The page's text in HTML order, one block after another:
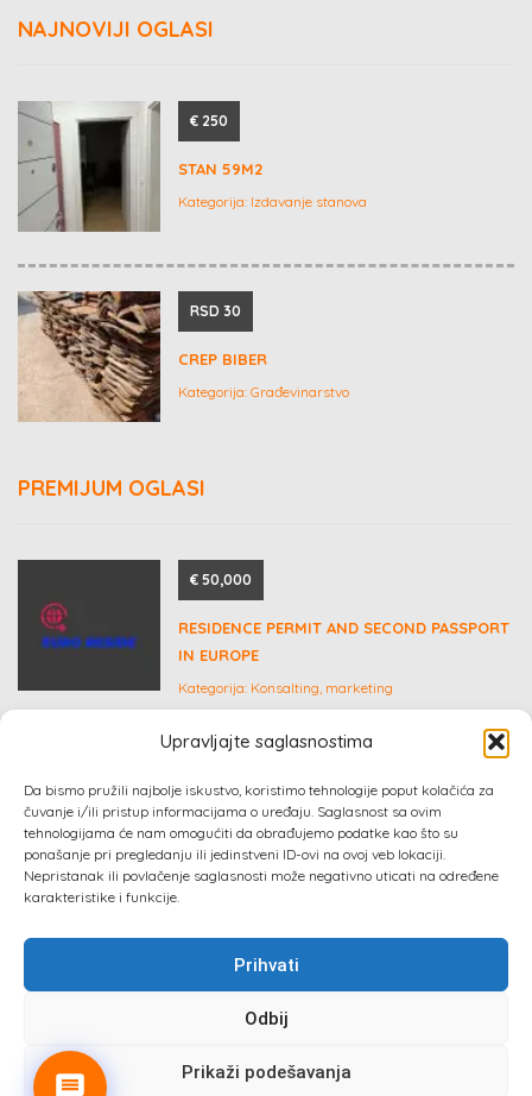
Upravljajte saglasnostima
Da bismo pružili najbolje iskustvo, koristimo tehnologije poput kolačića za
čuvanje i/ili pristup informacijama o uređaju. Saglasnost sa ovim
tehnologijama će nam omogućiti da obrađujemo podatke kao što su
ponašanje pri pregledanju ili jedinstveni ID-ovi na ovoj veb lokaciji.
Nepristanak ili povlačenje saglasnosti može negativno uticati na određene
karakteristike i funkcije.
Prihvati
Odbij
Prikaži podešavanja
NAJNOVIJI OGLASI
€ 250
STAN 59M2
Kategorija: Izdavanje stanova
RSD 30
CREP BIBER
Kategorija: Građevinarstvo
PREMIJUM OGLASI
€ 50,000
RESIDENCE PERMIT AND SECOND PASSPORT
IN EUROPE
Kategorija: Konsalting, marketing
POTREBAN SARADNIK ZA ADMINISTRACIJU I
RAZVOJ DIGITALNIH PROIZVODA
Kategorija:Posao, zaposlenje
Sva prava zadržana 2024 ©Izrada web sajta